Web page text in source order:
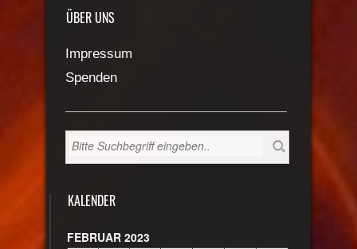
ÜBER UNS
Impressum
Spenden
KALENDER
FEBRUAR 2023